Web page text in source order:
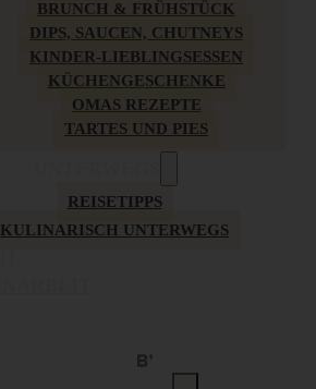
BRUNCH & FRÜHSTÜCK
DIPS, SAUCEN, CHUTNEYS
KINDER-LIEBLINGSESSEN
KÜCHENGESCHENKE
OMAS REZEPTE
TARTES UND PIES
REISETIPPS
KULINARISCH UNTERWEGS